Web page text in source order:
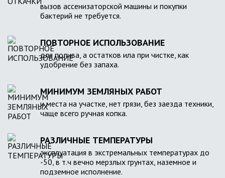
вызов ассенизаторской машины и покупки
бактерий не требуется.
ПОВТОРНОЕ ИСПОЛЬЗОВАНИЕ
для полива, а остатков ила при чистке, как
удобрение без запаха.
МИНИМУМ ЗЕМЛЯНЫХ РАБОТ
и места на участке, нет грязи, без заезда техники,
чаще всего ручная копка.
РАЗЛИЧНЫЕ ТЕМПЕРАТУРЫ
эксплуатация в экстремальных температурах до
-50, в т.ч вечно мерзлых грунтах, наземное и
подземное исполнение.